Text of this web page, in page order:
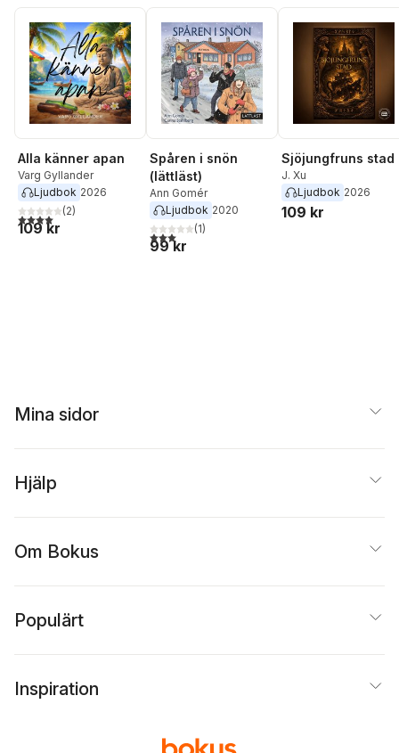
Alla känner apan
Varg Gyllander
Ljudbok 2026
4,0utav 5 stjärnor. Totalt antal röster:
(2)
109 kr
Spåren i snön
(lättläst)
Ann Gomér
Ljudbok 2020
3,0utav 5 stjärnor. Totalt antal röster:
(1)
99 kr
Sjöjungfruns stad
J. Xu
Ljudbok 2026
109 kr
Mina sidor
Hjälp
Om Bokus
Populärt
Inspiration